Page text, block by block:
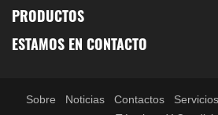
PRODUCTOS
ESTAMOS EN CONTACTO
Sobre Noticias Contactos Servicios